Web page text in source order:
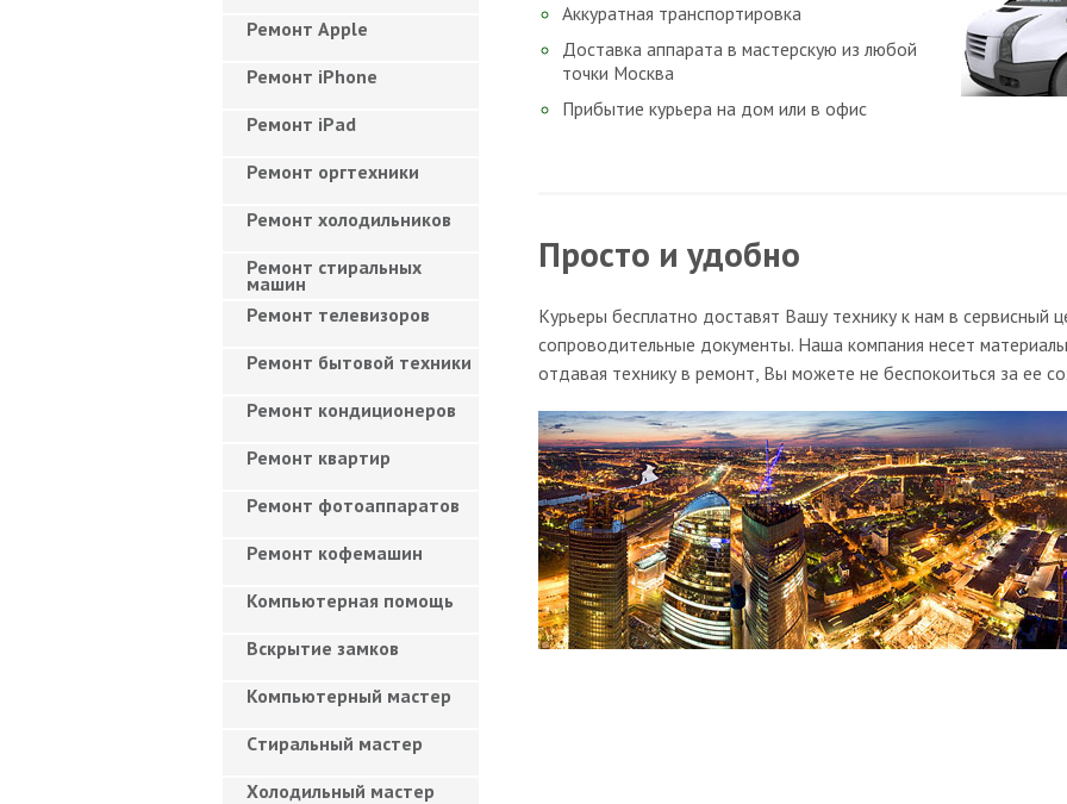
Аккуратная транспортировка
Доставка аппарата в мастерскую из любой
точки Москва
Прибытие курьера на дом или в офис
Просто и удобно
Курьеры бесплатно доставят Вашу технику к нам в сервисный
сопроводительные документы. Наша компания несет
отдавая технику в ремонт, Вы можете не беспокоиться за ее
Ремонт Apple
Ремонт iPhone
Ремонт iPad
Ремонт оргтехники
Ремонт холодильников
Ремонт стиральных
машин
Ремонт телевизоров
Ремонт бытовой техники
Ремонт кондиционеров
Ремонт квартир
Ремонт фотоаппаратов
Ремонт кофемашин
Компьютерная помощь
Вскрытие замков
Компьютерный мастер
Cтиральный мастер
Холодильный мастер